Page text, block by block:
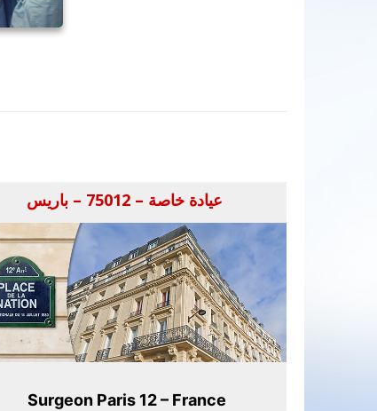
عيادة خاصة – 75012 – باريس
Surgeon Paris 12 – France